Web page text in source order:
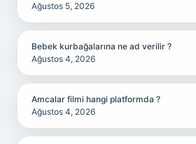
Ağustos 5, 2026
Bebek kurbağalarına ne ad verilir ?
Ağustos 4, 2026
Amcalar filmi hangi platformda ?
Ağustos 4, 2026